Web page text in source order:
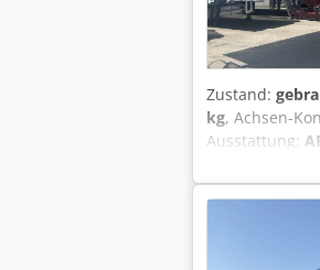
Zustand:
kg, Achsen-
Ausstattung:
| | Alufelgen |
Vorverkauf